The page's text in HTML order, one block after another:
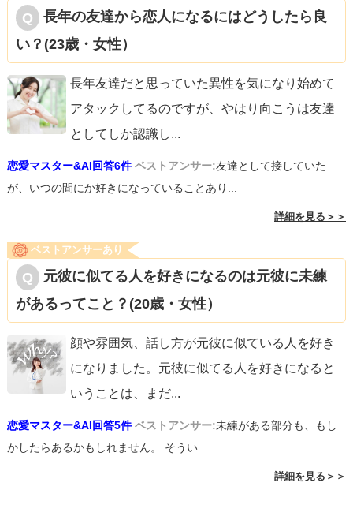
長年の友達から恋人になるにはどうしたら良
い？(23歳・女性）
長年友達だと思っていた異性を気になり始めて
アタックしてるのですが、やはり向こうは友達
としてしか認識し...
恋愛マスター&AI回答6件 ベストアンサー:友達として接していた
が、いつの間にか好きになっていることあり...
詳細を見る＞＞
ベストアンサーあり
元彼に似てる人を好きになるのは元彼に未練
があるってこと？(20歳・女性）
顔や雰囲気、話し方が元彼に似ている人を好き
になりました。元彼に似てる人を好きになると
いうことは、まだ...
恋愛マスター&AI回答5件 ベストアンサー:未練がある部分も、もし
かしたらあるかもしれません。 そうい...
詳細を見る＞＞